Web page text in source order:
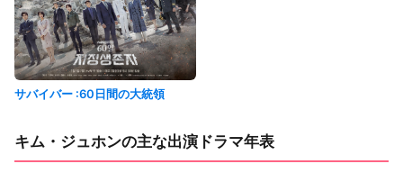
サバイバー :60日間の大統領
キム・ジュホンの主な出演ドラマ年表